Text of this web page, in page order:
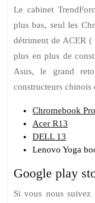
Le cabinet
plus bas, seul les
détriment de ACER
plus en plus de
Asus, le grand
constructeurs chinois
Chromebook Pro
Acer R13
DELL 13
Lenovo Yoga
Google play
Si vous nous suivez